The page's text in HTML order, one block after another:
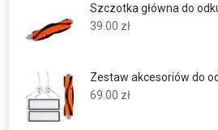
Szczotka główna do
39.00 zł
Zestaw akcesoriów do
69.00 zł